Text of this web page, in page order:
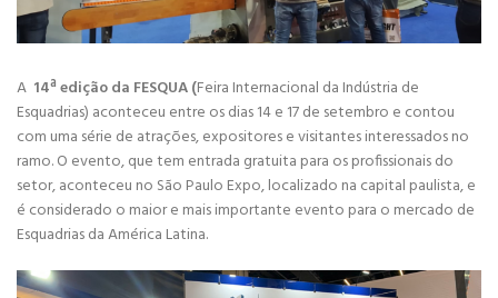
A 14ª edição da FESQUA (Feira Internacional da Indústria de
Esquadrias) aconteceu entre os dias 14 e 17 de setembro e contou
com uma série de atrações, expositores e visitantes interessados no
ramo. O evento, que tem entrada gratuita para os profissionais do
setor, aconteceu no São Paulo Expo, localizado na capital paulista, e
é considerado o maior e mais importante evento para o mercado de
Esquadrias da América Latina.